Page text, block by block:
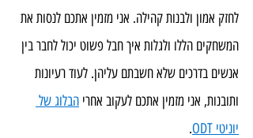
לחזק אמון ולבנות קהילה. אני מזמין אתכם לנסות את
המשחקים הללו ולגלות איך חבל פשוט יכול לחבר בין
אנשים בדרכים שלא חשבתם עליהן. לעוד רעיונות
ותובנות, אני מזמין אתכם לעקוב אחרי הבלוג של
יוניטי ODT
.